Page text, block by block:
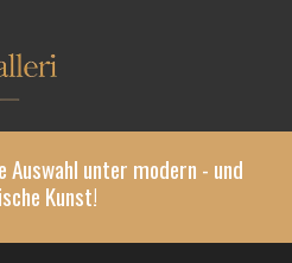
Auswahl unter modern - und
Kunst!